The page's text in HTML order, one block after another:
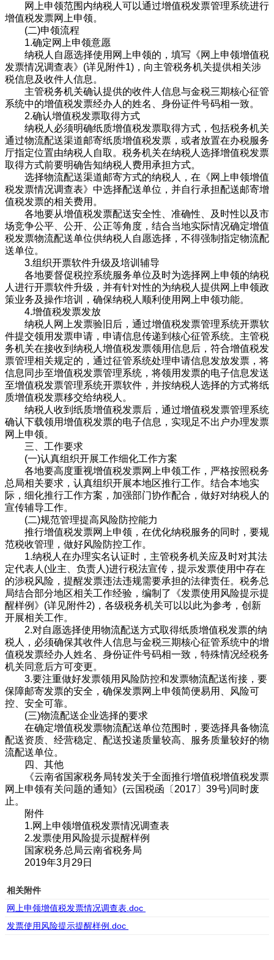
网上申领范围内纳税人可以通过增值税发票管理系统进行
增值税发票网上申领。
(二)申领流程
1.确定网上申领意愿
纳税人自愿选择使用网上申领的，填写《网上申领增值税
发票情况调查表》(详见附件1)，向主管税务机关提供相关涉
税信息及收件人信息。
主管税务机关确认提供的收件人信息与金税三期核心征管
系统中的增值税发票经办人的姓名、身份证件号码相一致。
2.确认增值税发票取得方式
纳税人必须明确纸质增值税发票取得方式，包括税务机关
通过物流配送渠道邮寄纸质增值税发票，或者放置在办税服务
厅指定位置由纳税人自取。税务机关在纳税人选择增值税发票
取得方式前要明确告知纳税人费用承担方式。
选择物流配送渠道邮寄方式的纳税人，在《网上申领增值
税发票情况调查表》中选择配送单位，并自行承担配送邮寄增
值税发票的相关费用。
各地要从增值税发票配送安全性、准确性、及时性以及市
场竞争公平、公开、公正等角度，结合当地实际情况确定增值
税发票物流配送单位供纳税人自愿选择，不得强制指定物流配
送单位。
3.组织开票软件升级及培训辅导
各地要督促税控系统服务单位及时为选择网上申领的纳税
人进行开票软件升级，并有针对性的为纳税人提供网上申领政
策业务及操作培训，确保纳税人顺利使用网上申领功能。
4.增值税发票发放
纳税人网上发票验旧后，通过增值税发票管理系统开票软
件提交领用发票申请，申请信息传递到核心征管系统。主管税
务机关在接收到纳税人增值税发票领用信息后，符合增值税发
票管理相关规定的，通过征管系统处理申请信息发放发票，将
信息同步至增值税发票管理系统，将领用发票的电子信息发送
至增值税发票管理系统开票软件，并按纳税人选择的方式将纸
质增值税发票移交给纳税人。
纳税人收到纸质增值税发票后，通过增值税发票管理系统
确认下载领用增值税发票的电子信息，实现足不出户办理发票
网上申领。
三、工作要求
(一)认真组织开展工作细化工作方案
各地要高度重视增值税发票网上申领工作，严格按照税务
总局相关要求，认真组织开展本地区推行工作。结合本地实
际，细化推行工作方案，加强部门协作配合，做好对纳税人的
宣传辅导工作。
(二)规范管理提高风险防控能力
推行增值税发票网上申领，在优化纳税服务的同时，要规
范税收管理，做好风险防控工作。
1.纳税人在办理实名认证时，主管税务机关应及时对其法
定代表人(业主、负责人)进行税法宣传，提示发票使用中存在
的涉税风险，提醒发票违法违规需要承担的法律责任。税务总
局结合部分地区相关工作经验，编制了《发票使用风险提示提
醒样例》(详见附件2)，各级税务机关可以以此为参考，创新
开展相关工作。
2.对自愿选择使用物流配送方式取得纸质增值税发票的纳
税人，必须确保其收件人信息与金税三期核心征管系统中的增
值税发票经办人姓名、身份证件号码相一致，特殊情况经税务
机关同意后方可变更。
3.要注重做好发票领用风险防控和发票物流配送衔接，要
保障邮寄发票的安全，确保发票网上申领简便易用、风险可
控、安全可靠。
(三)物流配送企业选择的要求
在确定增值税发票物流配送单位范围时，要选择具备物流
配送资质、经营稳定、配送投递质量较高、服务质量较好的物
流配送单位。
四、其他
《云南省国家税务局转发关于全面推行增值税增值税发票
网上申领有关问题的通知》(云国税函〔2017〕39号)同时废
止。
附件
1.网上申领增值税发票情况调查表
2.发票使用风险提示提醒样例
国家税务总局云南省税务局
2019年3月29日
相关附件
网上申领增值税发票情况调查表.doc
发票使用风险提示提醒样例.doc